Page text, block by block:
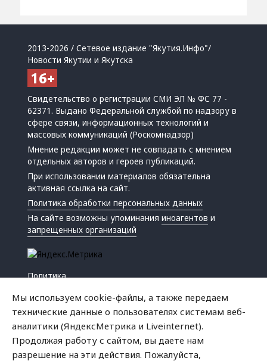
2013-2026 / Сетевое издание "Якутия.Инфо"/
Новости Якутии и Якутска
Свидетельство о регистрации СМИ ЭЛ № ФС 77 -
62371. Выдано Федеральной службой по надзору в
сфере связи, информационных технологий и
массовых коммуникаций (Роскомнадзор)
Мнение редакции может не совпадать с мнением
отдельных авторов и героев публикаций.
При использовании материалов обязательна
активная ссылка на сайт.
Политика обработки персональных данных
На сайте возможны упоминанияиноагентов и
запрещенных организаций
Политика
Мы используем cookie-файлы, а также передаем
технические данные о пользователях системам веб-
аналитики (ЯндексМетрика и Liveinternet).
Продолжая работу с сайтом, вы даете нам
разрешение на эти действия. Пожалуйста,